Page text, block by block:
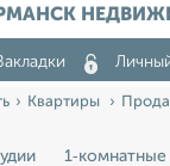
Квартиры
1‑комнатные